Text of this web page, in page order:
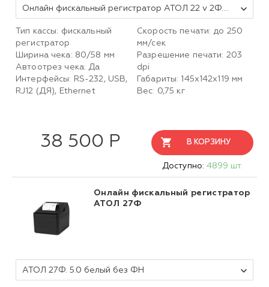
Онлайн фискальный регистратор АТОЛ 22 v 2Ф. Черный. Без ФН. USB. RS-232. Ethernet. 5.0
Тип кассы: фискальный
регистратор
Ширина чека: 80/58 мм
Автоотрез чека: Да
Интерфейсы: RS-232, USB,
RJ12 (ДЯ), Ethernet
Скорость печати: до 250
мм/сек
Разрешение печати: 203
dpi
Габариты: 145х142х119 мм
Вес: 0,75 кг
38 500 Р В КОРЗИНУ
Доступно: 4899 шт.
Онлайн фискальный регистратор
АТОЛ 27Ф
АТОЛ 27Ф. 5.0 белый без ФН